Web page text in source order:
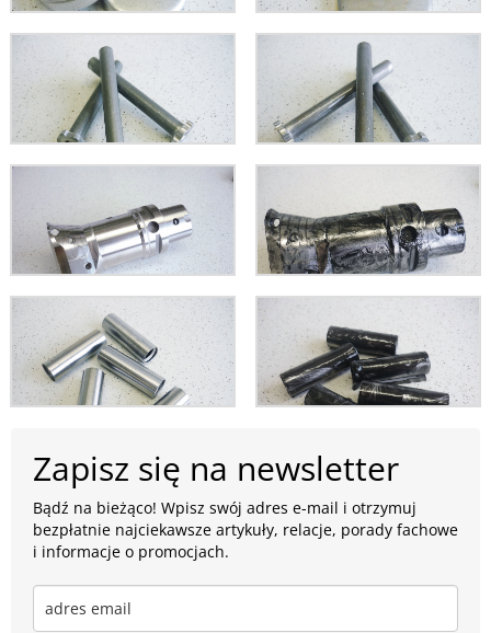
Zapisz się na newsletter
Bądź na bieżąco! Wpisz swój adres e-mail i otrzymuj
bezpłatnie najciekawsze artykuły, relacje, porady fachowe
i informacje o promocjach.